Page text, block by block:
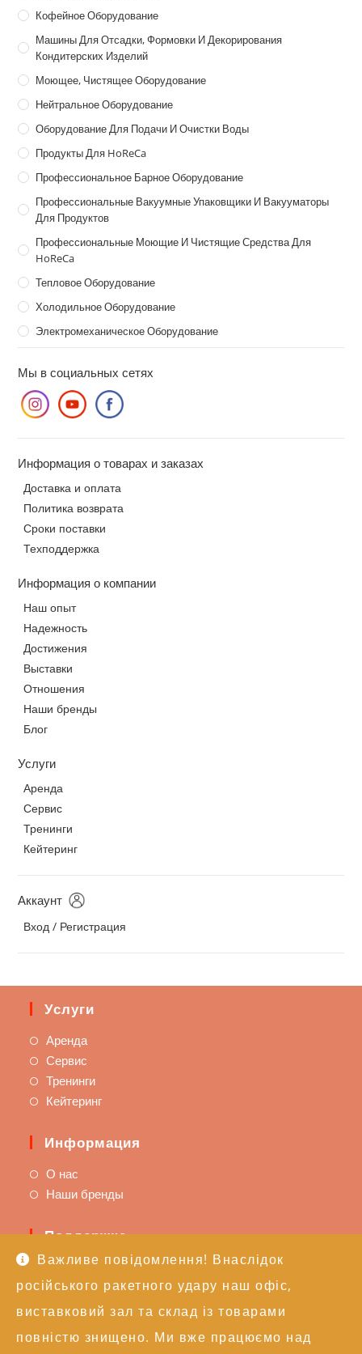
Важливе повідомлення! Внаслідок
російського ракетного удару наш офіс,
виставковий зал та склад із товарами
повністю знищено. Ми вже працюємо над
Кофейное Оборудование
Машины Для Отсадки, Формовки И Декорирования
Кондитерских Изделий
Моющее, Чистящее Оборудование
Нейтральное Оборудование
Оборудование Для Подачи И Очистки Воды
Продукты Для HoReCa
Профессиональное Барное Оборудование
Профессиональные Вакуумные Упаковщики И Вакууматоры
Для Продуктов
Профессиональные Моющие И Чистящие Средства Для
HoReCa
Тепловое Оборудование
Холодильное Оборудование
Электромеханическое Оборудование
Мы в социальных сетях
Информация о товарах и заказах
Доставка и оплата
Политика возврата
Сроки поставки
Техподдержка
Информация о компании
Наш опыт
Надежность
Достижения
Выставки
Отношения
Наши бренды
Блог
Услуги
Аренда
Сервис
Тренинги
Кейтеринг
Аккаунт
Вход / Регистрация
Услуги
Аренда
Сервис
Тренинги
Кейтеринг
Информация
О нас
Наши бренды
Поддержка
Доставка и оплата
Политика возврата
Техподдержка